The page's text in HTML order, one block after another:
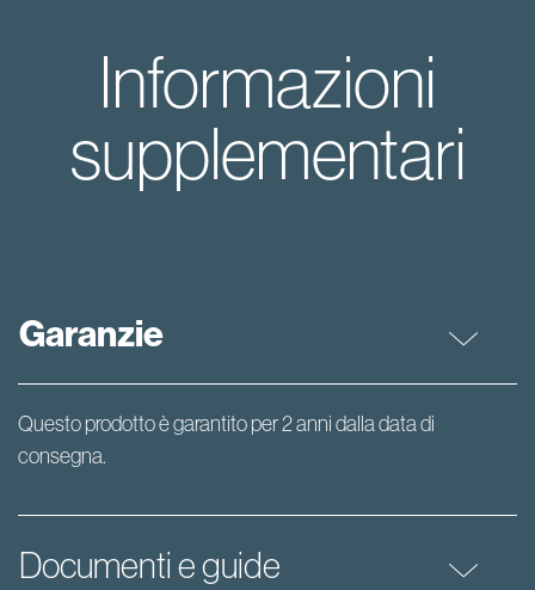
Informazioni
supplementari
Garanzie
Questo prodotto è garantito per 2 anni dalla data di
consegna.
Documenti e guide